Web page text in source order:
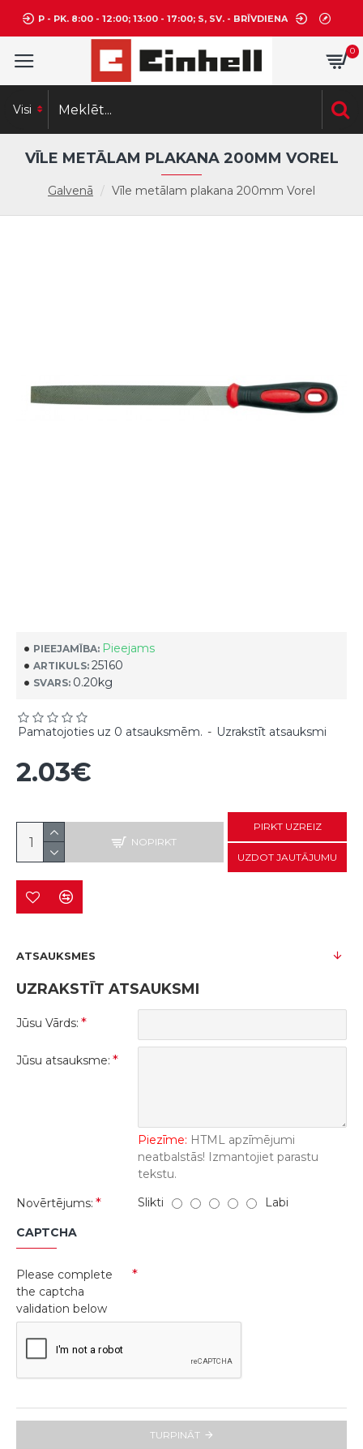
P - PK. 8:00 - 12:00; 13:00 - 17:00; S, SV. - BRĪVDIENA
0
Visi
Galvenā Vīle metālam plakana 200mm Vorel
VĪLE METĀLAM PLAKANA 200MM VOREL
PIEEJAMĪBA: Pieejams
ARTIKULS: 25160
SVARS: 0.20kg
Pamatojoties uz 0 atsauksmēm. - Uzrakstīt atsauksmi
2.03€
NOPIRKT
PIRKT UZREIZ
UZDOT JAUTĀJUMU
ATSAUKSMES
UZRAKSTĪT ATSAUKSMI
Jūsu Vārds:
Jūsu atsauksme:
Piezīme: HTML apzīmējumi
neatbalstās! Izmantojiet parastu
tekstu.
Novērtējums:
Slikti Labi
CAPTCHA
Please complete
the captcha
validation below
TURPINĀT